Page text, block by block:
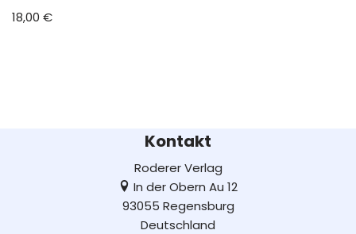
18,00 €
Kontakt
Roderer Verlag
In der Obern Au 12
93055 Regensburg
Deutschland